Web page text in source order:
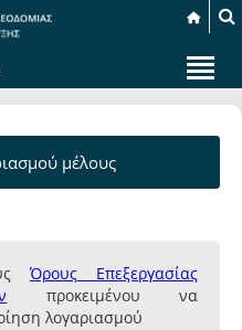
μέλους
Όρους Επεξεργασίας
προκειμένου να
λογαριασμού